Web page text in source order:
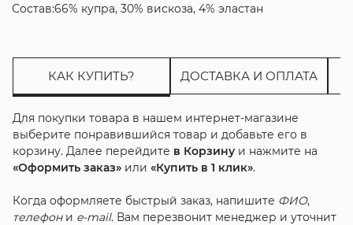
Состав:66% купра, 30% вискоза, 4% эластан
КАК КУПИТЬ? ДОСТАВКА И ОПЛАТА
Для покупки товара в нашем интернет-магазине
выберите понравившийся товар и добавьте его в
корзину. Далее перейдите в Корзинуи нажмите на
«Оформить заказ»или «Купить в 1 клик».
Когда оформляете быстрый заказ, напишите ФИО,
телефони e-mail. Вам перезвонит менеджер и уточнит